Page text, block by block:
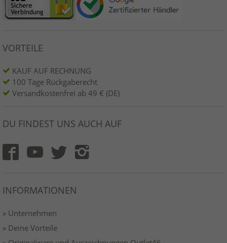
VORTEILE
KAUF AUF RECHNUNG
100 Tage Rückgaberecht
Versandkostenfrei ab 49 € (DE)
DU FINDEST UNS AUCH AUF
INFORMATIONEN
» Unternehmen
» Deine Vorteile